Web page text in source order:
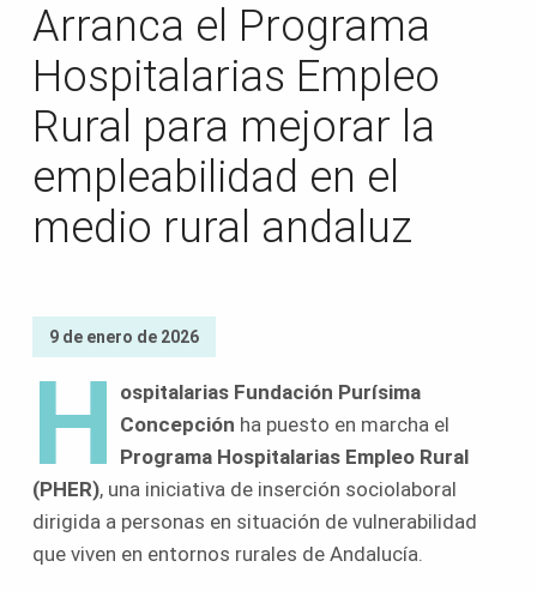
Arranca el Programa
Hospitalarias Empleo
Rural para mejorar la
empleabilidad en el
medio rural andaluz
9 de enero de 2026
H ospitalarias Fundación Purísima
Concepción ha puesto en marcha el
Programa Hospitalarias Empleo Rural
(PHER), una iniciativa de inserción sociolaboral
dirigida a personas en situación de vulnerabilidad
que viven en entornos rurales de Andalucía.